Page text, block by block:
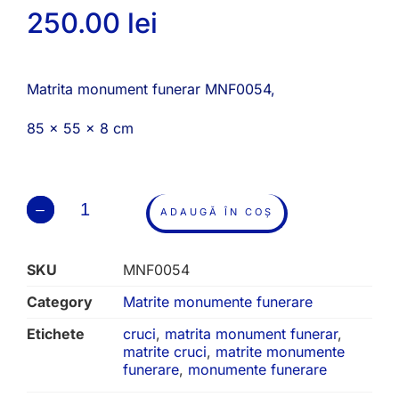
250.00 lei
Matrita monument funerar MNF0054,
85 x 55 x 8 cm
ADAUGĂ ÎN COȘ
SKU
MNF0054
Category
Matrite monumente funerare
Etichete
cruci, matrita monument funerar,
matrite cruci, matrite monumente
funerare, monumente funerare